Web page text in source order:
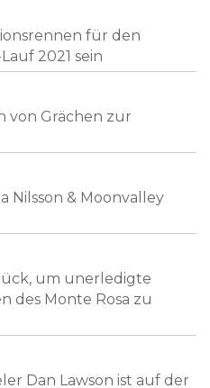
für den
2021 sein
von Grächen zur
Nilsson & Moonvalley
um unerledigte
des Monte Rosa zu
Dan Lawson ist auf der